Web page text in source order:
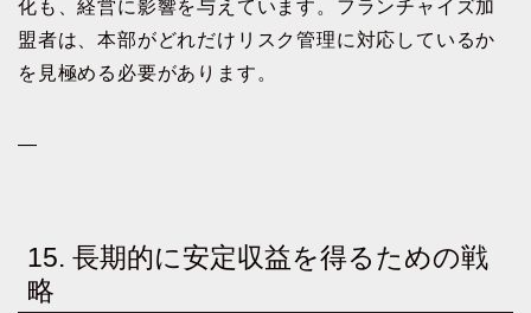
化も、経営に影響を与えています。フランチャイズ加
盟者は、本部がどれだけリスク管理に対応しているか
を見極める必要があります。
—
15. 長期的に安定収益を得るための戦
略